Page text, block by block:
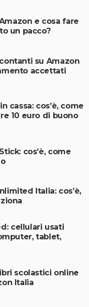
e cosa fare
un pacco?
su Amazon
accettati
cassa: cos’è, come
10 euro di buono
cos’è, come
Italia: cos’è,
cellulari usati
tablet,
scolastici online
Italia